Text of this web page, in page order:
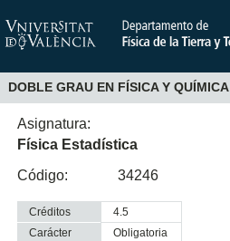
DOBLE GRAU EN FÍSICA Y QUÍMICA
Asignatura:
Física Estadística
Código:
34246
Créditos
4.5
Carácter
obligatoria